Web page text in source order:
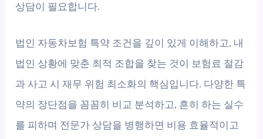
상담이 필요합니다.
법인 자동차보험 특약 조건을 깊이 있게 이해하고, 내
법인 상황에 맞춘 최적 조합을 찾는 것이 보험료 절감
과 사고 시 재무 위험 최소화의 핵심입니다. 다양한 특
약의 장단점을 꼼꼼히 비교 분석하고, 흔히 하는 실수
를 피하며 전문가 상담을 병행하면 비용 효율적이고